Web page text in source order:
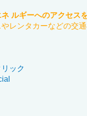
ルギーへのアクセス
レンタカーなどの交
ック